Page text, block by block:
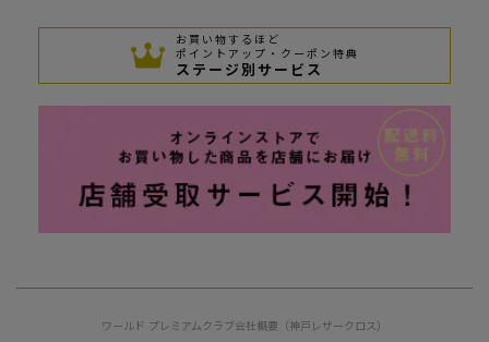
お買い物するほど
ポイントアップ・クーポン特典
ステージ別サービス
ワールド プレミアムクラブ 会社概要（神戸レザークロス）